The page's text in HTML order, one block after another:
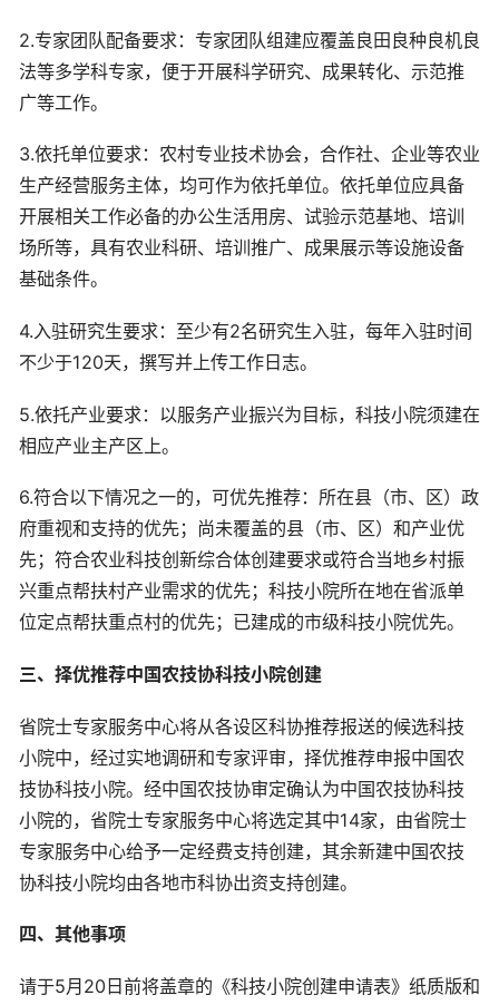
2.专家团队配备要求：专家团队组建应覆盖良田良种良机良
法等多学科专家，便于开展科学研究、成果转化、示范推
广等工作。
3.依托单位要求：农村专业技术协会，合作社、企业等农业
生产经营服务主体，均可作为依托单位。依托单位应具备
开展相关工作必备的办公生活用房、试验示范基地、培训
场所等，具有农业科研、培训推广、成果展示等设施设备
基础条件。
4.入驻研究生要求：至少有2名研究生入驻，每年入驻时间
不少于120天，撰写并上传工作日志。
5.依托产业要求：以服务产业振兴为目标，科技小院须建在
相应产业主产区上。
6.符合以下情况之一的，可优先推荐：所在县（市、区）政
府重视和支持的优先；尚未覆盖的县（市、区）和产业优
先；符合农业科技创新综合体创建要求或符合当地乡村振
兴重点帮扶村产业需求的优先；科技小院所在地在省派单
位定点帮扶重点村的优先；已建成的市级科技小院优先。
三、择优推荐中国农技协科技小院创建
省院士专家服务中心将从各设区科协推荐报送的候选科技
小院中，经过实地调研和专家评审，择优推荐申报中国农
技协科技小院。经中国农技协审定确认为中国农技协科技
小院的，省院士专家服务中心将选定其中14家，由省院士
专家服务中心给予一定经费支持创建，其余新建中国农技
协科技小院均由各地市科协出资支持创建。
四、其他事项
请于5月20日前将盖章的《科技小院创建申请表》纸质版和